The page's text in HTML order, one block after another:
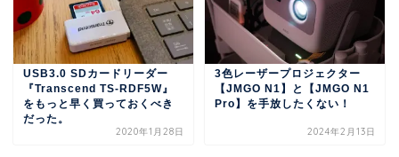
USB3.0 SDカードリーダー
『Transcend TS-RDF5W』
をもっと早く買っておくべき
だった。
2020年1月28日
3色レーザープロジェクター
【JMGO N1】と【JMGO N1
Pro】を手放したくない！
2024年2月13日